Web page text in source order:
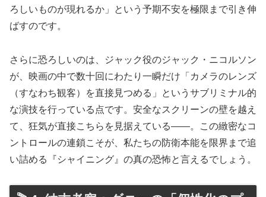
ろしいものが現れるか」という予期不安を極限まで引き伸
ばすのです。
さらに恐ろしいのは、ジャック役のジャック・ニコルソン
が、映画の中で数十回にわたり一瞬だけ「カメラのレンズ
（すなわち観客）を直接見つめる」というサブリミナル的
な演技を行っている点です。安全なスクリーンの壁を越え
て、狂気が直接こちらを見据えている——。この緻密なコ
ントロールの連鎖こそが、私たちの防衛本能を限界まで追
い詰める『シャイニング』の真の恐怖と言えるでしょう。